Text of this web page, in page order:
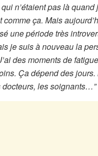
n’étaient pas là quand
comme ça. Mais
une période très
je suis à nouveau la
des moments de
Ça dépend des
les soignants…”